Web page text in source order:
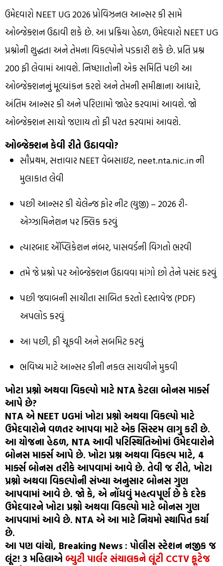
ઉમેદવારો NEET UG 2026 પ્રોવિઝનલ આન્સર કી સામે
ઓબ્જેક્શન ઉઠાવી શકે છે. આ પ્રક્રિયા હેઠળ, ઉમેદવારો NEET UG
પ્રશ્નોની શુદ્ધતા અને તેમના વિકલ્પોને પડકારી શકે છે. પ્રતિ પ્રશ્ન
₹200 ફી લેવામાં આવશે. નિષ્ણાતોની એક સમિતિ પછી આ
ઓબ્જેક્શનનું મૂલ્યાંકન કરશે અને તેમની સમીક્ષાના આધારે,
અંતિમ આન્સર કી અને પરિણામો જાહેર કરવામાં આવશે. જો
ઓબ્જેક્શન સાચો જણાય તો ફી પરત કરવામાં આવશે.
ઓબ્જેક્શન કેવી રીતે ઉઠાવવો?
સૌપ્રથમ, સત્તાવાર NEET વેબસાઇટ, neet.nta.nic.in ની
મુલાકાત લેવી
પછી આન્સર કી ચેલેન્જ ફોર નીટ (યુજી) – 2026 રી-
એગ્ઝામિનેશન પર ક્લિક કરવું
ત્યારબાદ ઍપ્લિકેશન નંબર, પાસવર્ડની વિગતો ભરવી
તમે જે પ્રશ્નો પર ઓબ્જેક્શન ઉઠાવવા માંગો છો તેને પસંદ કરવું
પછી જવાબની સાચીતા સાબિત કરતો દસ્તાવેજ (PDF)
અપલોડ કરવું
આ પછી, ફી ચૂકવી અને સબમિટ કરવું
ભવિષ્ય માટે આન્સર કીની નકલ સાચવીને મુકવી
ખોટા પ્રશ્નો અથવા વિકલ્પો માટે NTA કેટલા બોનસ માર્ક્સ
આપે છે?
NTA એ NEET UGમાં ખોટા પ્રશ્નો અથવા વિકલ્પો માટે
ઉમેદવારોને વળતર આપવા માટે એક સિસ્ટમ લાગુ કરી છે.
આ યોજના હેઠળ, NTA આવી પરિસ્થિતિઓમાં ઉમેદવારોને
બોનસ માર્ક્સ આપે છે. ખોટા પ્રશ્ન અથવા વિકલ્પ માટે, 4
માર્ક્સ બોનસ તરીકે આપવામાં આવે છે. તેવી જ રીતે, ખોટા
પ્રશ્નો અથવા વિકલ્પોની સંખ્યા અનુસાર બોનસ ગુણ
આપવામાં આવે છે. જો કે, એ નોંધવું મહત્વપૂર્ણ છે કે દરેક
ઉમેદવારને ખોટા પ્રશ્નો અથવા વિકલ્પો માટે બોનસ ગુણ
આપવામાં આવે છે. NTA એ આ માટે નિયમો સ્થાપિત કર્યા
છે.
આ પણ વાંચો, Breaking News : પોલીસ સ્ટેશન નજીક જ
લૂંટ! 3 મહિલાએ બ્યુટી પાર્લર સંચાલકને લૂંટી CCTV ફૂટેજ